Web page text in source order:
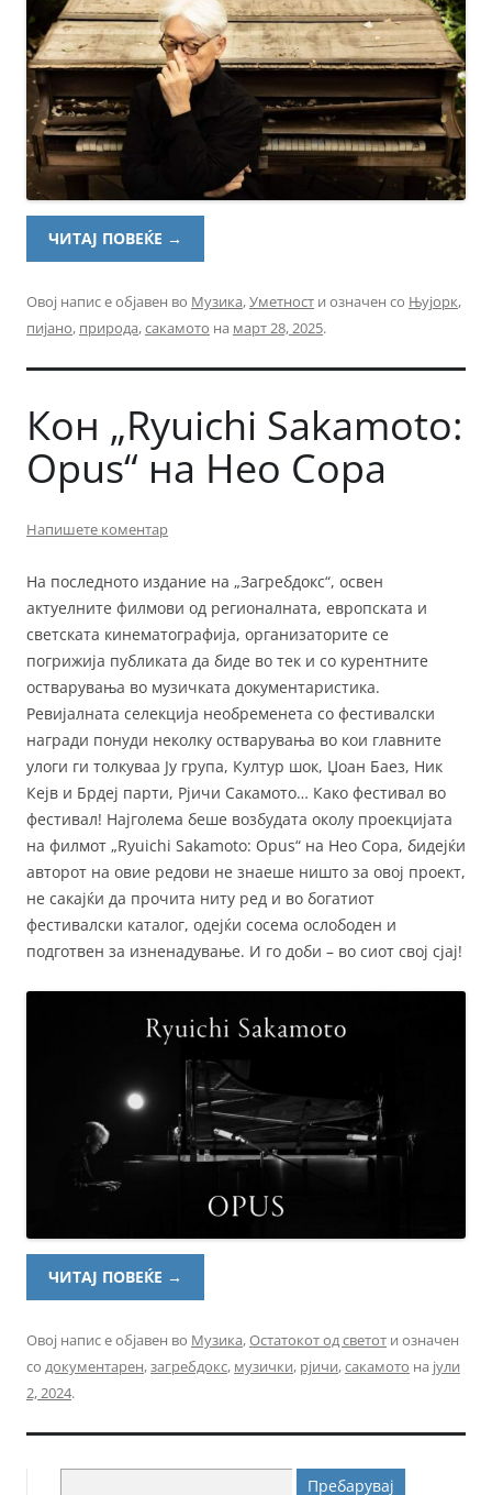
ЧИТАЈ ПОВЕЌЕ →
Овој напис е објавен во Музика,Уметност и означен со Њујорк,
пијано, природа,сакамото на март 28, 2025.
Кон „Ryuichi Sakamoto:
Opus“ на Нео Сора
Напишете коментар
На последното издание на „Загребдокс“, освен
актуелните филмови од регионалната, европската и
светската кинематографија, организаторите се
погрижија публиката да биде во тек и со курентните
остварувања во музичката документаристика.
Ревијалната селекција необременета со фестивалски
награди понуди неколку остварувања во кои главните
улоги ги толкуваа Ју група, Култур шок, Џоан Баез, Ник
Кејв и Брдеј парти, Рјичи Сакамото… Како фестивал во
фестивал! Најголема беше возбудата околу проекцијата
на филмот „Ryuichi Sakamoto: Opus“ на Нео Сора, бидејќи
авторот на овие редови не знаеше ништо за овој проект,
не сакајќи да прочита ниту ред и во богатиот
фестивалски каталог, одејќи сосема ослободен и
подготвен за изненадување. И го доби – во сиот свој сјај!
ЧИТАЈ ПОВЕЌЕ →
Овој напис е објавен во Музика,Остатокот од светот и означен
со документарен,загребдокс, музички, рјичи,сакамото на јули
2, 2024.